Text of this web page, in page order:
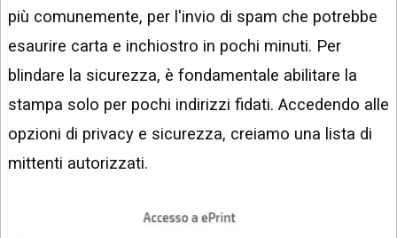
più comunemente, per l'invio di spam che potrebbe
esaurire carta e inchiostro in pochi minuti. Per
blindare la sicurezza, è fondamentale abilitare la
stampa solo per pochi indirizzi fidati. Accedendo alle
opzioni di privacy e sicurezza, creiamo una lista di
mittenti autorizzati.